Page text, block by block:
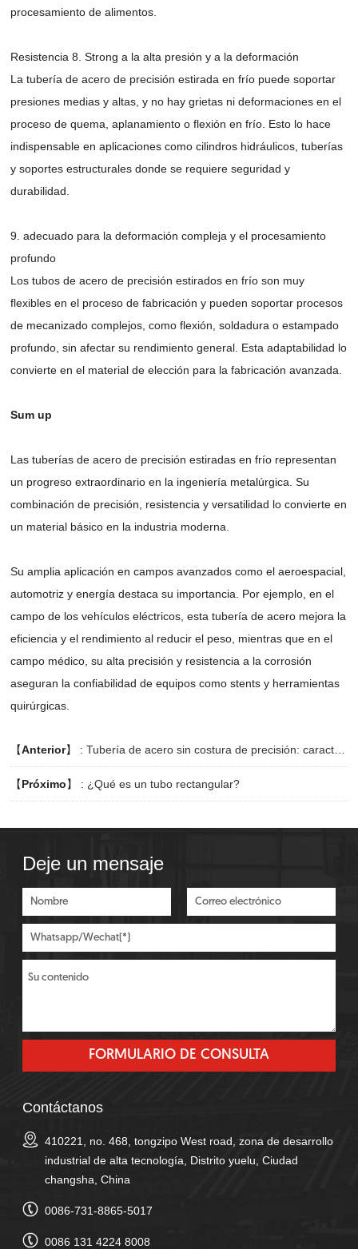
procesamiento de alimentos.
Resistencia 8. Strong a la alta presión y a la deformación
La tubería de acero de precisión estirada en frío puede soportar
presiones medias y altas, y no hay grietas ni deformaciones en el
proceso de quema, aplanamiento o flexión en frío. Esto lo hace
indispensable en aplicaciones como cilindros hidráulicos, tuberías
y soportes estructurales donde se requiere seguridad y
durabilidad.
9. adecuado para la deformación compleja y el procesamiento
profundo
Los tubos de acero de precisión estirados en frío son muy
flexibles en el proceso de fabricación y pueden soportar procesos
de mecanizado complejos, como flexión, soldadura o estampado
profundo, sin afectar su rendimiento general. Esta adaptabilidad lo
convierte en el material de elección para la fabricación avanzada.
Sum up
Las tuberías de acero de precisión estiradas en frío representan
un progreso extraordinario en la ingeniería metalúrgica. Su
combinación de precisión, resistencia y versatilidad lo convierte en
un material básico en la industria moderna.
Su amplia aplicación en campos avanzados como el aeroespacial,
automotriz y energía destaca su importancia. Por ejemplo, en el
campo de los vehículos eléctricos, esta tubería de acero mejora la
eficiencia y el rendimiento al reducir el peso, mientras que en el
campo médico, su alta precisión y resistencia a la corrosión
aseguran la confiabilidad de equipos como stents y herramientas
quirúrgicas.
【Anterior】 :Tubería de acero sin costura de precisión: características y aplicaciones
【Próximo】 : ¿Qué es un tubo rectangular?
Deje un mensaje
Contáctanos
410221, no. 468, tongzipo West road, zona de desarrollo
industrial de alta tecnología, Distrito yuelu, Ciudad
changsha, China
0086-731-8865-5017
0086 131 4224 8008